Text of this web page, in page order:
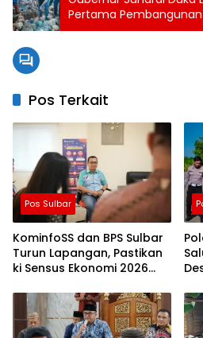
Pertama Pembangunan
Pos Terkait
Pos Sulbar
KominfoSS dan BPS Sulbar
Turun Lapangan, Pastikan
ki Sensus Ekonomi 2026
Akurat